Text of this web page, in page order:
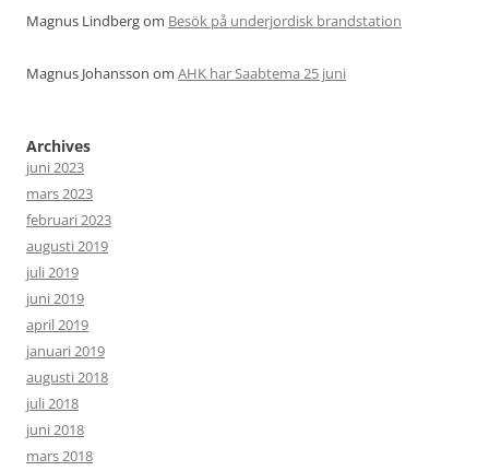
Magnus Lindbergom Besök på underjordisk brandstation
Magnus Johansson om AHK har Saabtema 25 juni
Archives
juni 2023
mars 2023
februari 2023
augusti 2019
juli 2019
juni 2019
april 2019
januari 2019
augusti 2018
juli 2018
juni 2018
mars 2018